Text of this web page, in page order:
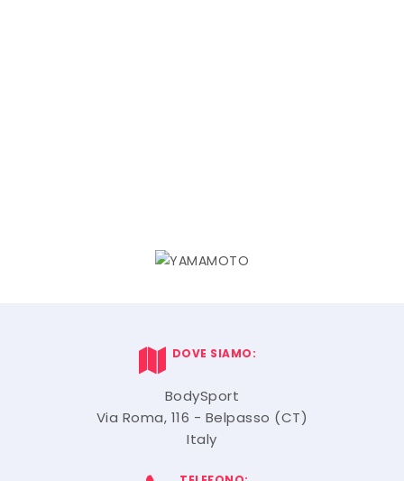
DOVE SIAMO:
BodySport
Via Roma, 116 - Belpasso (CT)
Italy